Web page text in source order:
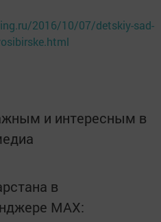
2016/10/07/detskiy-sad-
и интересным в
в
MАХ: